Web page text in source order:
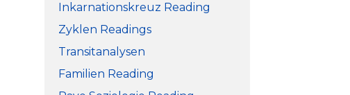
Inkarnationskreuz Reading
Zyklen Readings
Transitanalysen
Familien Reading